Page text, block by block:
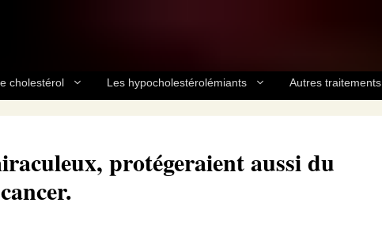
cholestérol Les hypocholestérolémiants Autres traitements
protégeraient aussi du
cancer.